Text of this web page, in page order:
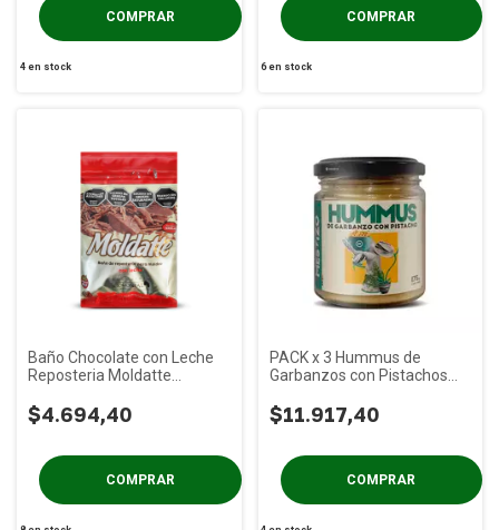
4en stock 6en stock
Baño Chocolate con Leche
Reposteria Moldatte
$4.694,40
PACK x 3 Hummus de
Garbanzos con Pistachos
$11.917,40